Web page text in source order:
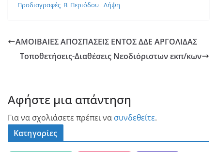
Προδιαγραφές_Β_Περιόδου Λήψη
ΑΜΟΙΒΑΙΕΣ ΑΠΟΣΠΑΣΕΙΣ ΕΝΤΟΣ ΔΔΕ ΑΡΓΟΛΙΔΑΣ
Τοποθετήσεις-Διαθέσεις Νεοδιόριστων εκπ/κων
Αφήστε μια απάντηση
Για να σχολιάσετε πρέπει να συνδεθείτε.
Κατηγορίες